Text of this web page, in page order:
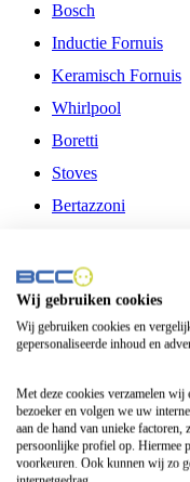
Bosch
Inductie Fornuis
Keramisch Fornuis
Whirlpool
Boretti
Stoves
Bertazzoni
Fitelli
Airfryer
Frituurpan
Contactgrill
Broodbakmachine
Broodrooster
Wij gebruiken cookies
Wij gebruiken cookies en
gepersonaliseerde inhoud en
Met deze cookies verzamelen wij
bezoeker en volgen we uw
aan de hand van unieke
persoonlijke profiel op. Hiermee
voorkeuren. Ook kunnen wij zo